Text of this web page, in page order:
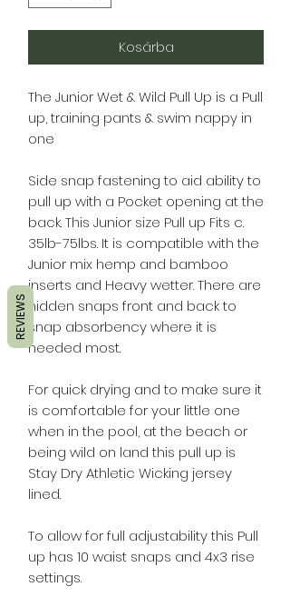
Kosárba
The Junior Wet & Wild Pull Up is a Pull
up, training pants & swim nappy in
one
Side snap fastening to aid ability to
pull up with a Pocket opening at the
back. This Junior size Pull up Fits c.
35lb-75lbs. It is compatible with the
Junior mix hemp and bamboo
inserts and Heavy wetter. There are
hidden snaps front and back to
snap absorbency where it is
needed most.
For quick drying and to make sure it
is comfortable for your little one
when in the pool, at the beach or
being wild on land this pull up is
Stay Dry Athletic Wicking jersey
lined.
To allow for full adjustability this Pull
up has 10 waist snaps and 4x3 rise
settings.
REVIEWS